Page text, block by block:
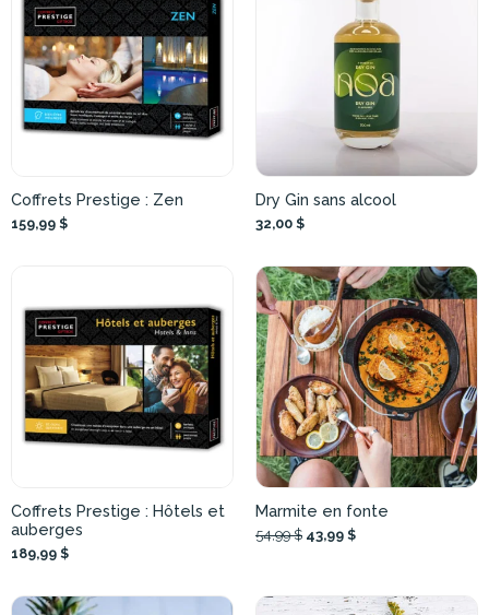
Coffrets Prestige : Zen
159,99 $
Dry Gin sans alcool
32,00 $
Coffrets Prestige : Hôtels et
auberges
189,99 $
Marmite en fonte
54,99 $ 43,99 $